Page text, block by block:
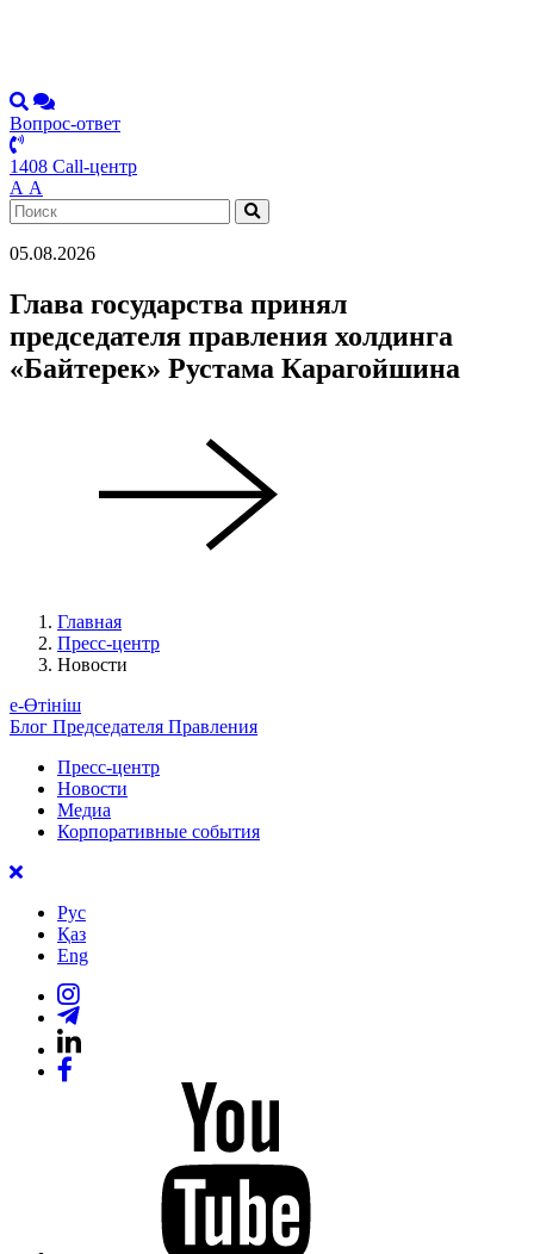
Вопрос-ответ
1408 Call-центр
А А
05.08.2026
Глава государства принял
председателя правления холдинга
«Байтерек» Рустама Карагойшина
Главная
Пресс-центр
Новости
е-Өтініш
Блог Председателя Правления
Пресс-центр
Новости
Медиа
Корпоративные события
Рус
Қаз
Eng